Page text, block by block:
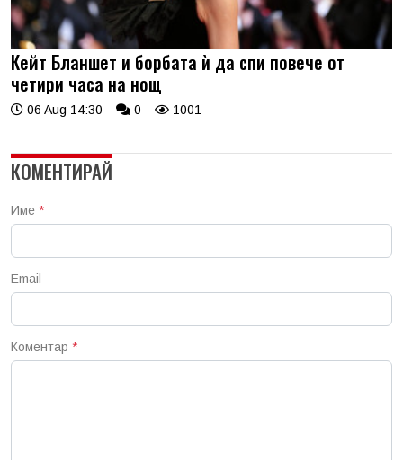
Кейт Бланшет и борбата ѝ да спи повече от
четири часа на нощ
06 Aug 14:30 0 1001
КОМЕНТИРАЙ
Име *
Email
Коментар *